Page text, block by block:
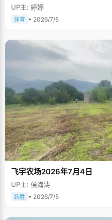
UP主: 婷婷
体育 • 2026/7/5
飞宇农场2026年7月4日
UP主: 侯海涛
跃胜 • 2026/7/5